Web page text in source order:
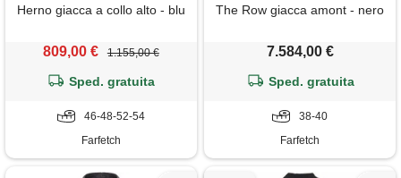
Herno giacca a collo alto - blu
809,00 € 1.155,00 €
Sped. gratuita
46-48-52-54
Farfetch
The Row giacca amont - nero
7.584,00 €
Sped. gratuita
38-40
Farfetch